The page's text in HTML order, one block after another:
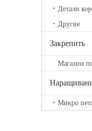
Детали
Другие
Закрепить
Магазин
Микро